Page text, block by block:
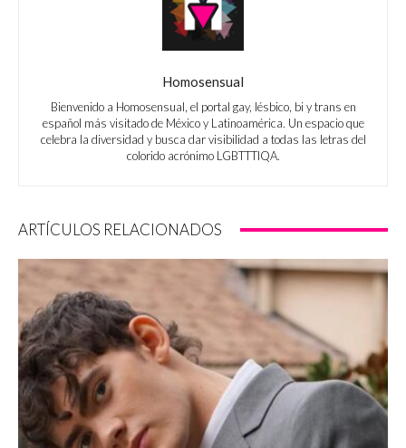
Homosensual
Bienvenido a Homosensual, el portal gay, lésbico, bi y trans en
español más visitado de México y Latinoamérica. Un espacio que
celebra la diversidad y busca dar visibilidad a todas las letras del
colorido acrónimo LGBTTTIQA.
ARTÍCULOS RELACIONADOS